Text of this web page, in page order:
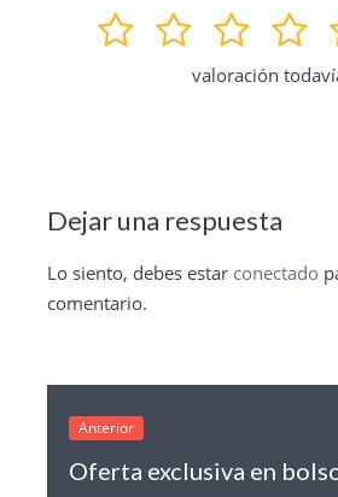
valoración
Dejar una respuesta
Lo siento, debes estar conectado
comentario.
Anterior